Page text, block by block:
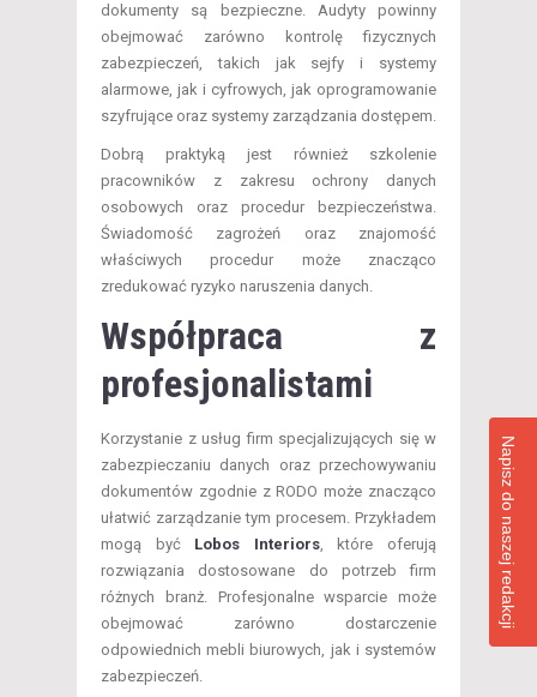
dokumenty są bezpieczne. Audyty powinny
obejmować zarówno kontrolę fizycznych
zabezpieczeń, takich jak sejfy i systemy
alarmowe, jak i cyfrowych, jak oprogramowanie
szyfrujące oraz systemy zarządzania dostępem.
Dobrą praktyką jest również szkolenie
pracowników z zakresu ochrony danych
osobowych oraz procedur bezpieczeństwa.
Świadomość zagrożeń oraz znajomość
właściwych procedur może znacząco
zredukować ryzyko naruszenia danych.
Współpraca z
profesjonalistami
Korzystanie z usług firm specjalizujących się w
zabezpieczaniu danych oraz przechowywaniu
dokumentów zgodnie z RODO może znacząco
ułatwić zarządzanie tym procesem. Przykładem
mogą być Lobos Interiors, które oferują
rozwiązania dostosowane do potrzeb firm
różnych branż. Profesjonalne wsparcie może
obejmować zarówno dostarczenie
odpowiednich mebli biurowych, jak i systemów
zabezpieczeń.
Napisz do naszej redakcji